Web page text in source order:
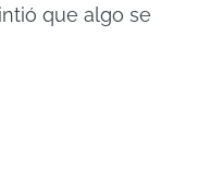
que algo se